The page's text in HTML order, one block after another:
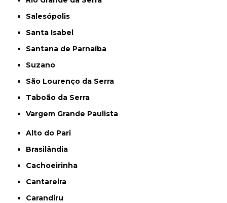
Salesópolis
Santa Isabel
Santana de Parnaíba
Suzano
São Lourenço da Serra
Taboão da Serra
Vargem Grande Paulista
Alto do Pari
Brasilândia
Cachoeirinha
Cantareira
Carandiru